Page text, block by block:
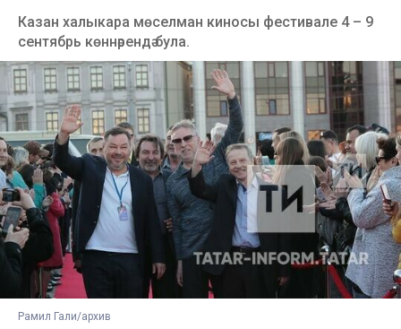
Казан халыкара мөселман киносы фестивале 4 – 9
сентябрь көннәрендә була.
Рамил Гали/архив